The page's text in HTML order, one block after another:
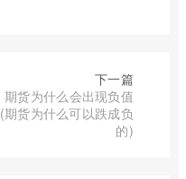
下一篇
期货为什么会出现负值
(期货为什么可以跌成负
的)